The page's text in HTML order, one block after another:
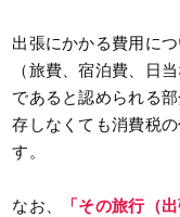
出張にかかる費用に
（旅費、宿泊費、日
であると認められる
存しなくても消費税
す。
なお、
「その旅行（